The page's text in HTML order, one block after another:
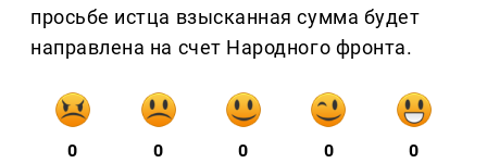
просьбе истца взысканная сумма будет
направлена на счет Народного фронта.
0 0 0 0 0